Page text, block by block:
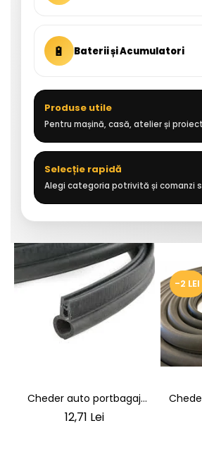
🔋 Baterii și Acumulatori
Produse utile
Pentru mașină, casă, atelier și
Selecție rapidă
Alegi categoria potrivită și comanzi
Cheder auto portbagaj
Cheder de Etanșare
12,71 Lei
-2 LEI